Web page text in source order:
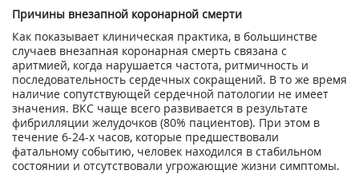
Причины внезапной коронарной смерти
Как показывает клиническая практика, в большинстве
случаев внезапная коронарная смерть связана с
аритмией, когда нарушается частота, ритмичность и
последовательность сердечных сокращений. В то же время
наличие сопутствующей сердечной патологии не имеет
значения. ВКС чаще всего развивается в результате
фибрилляции желудочков (80% пациентов). При этом в
течение 6-24-х часов, которые предшествовали
фатальному событию, человек находился в стабильном
состоянии и отсутствовали угрожающие жизни симптомы.